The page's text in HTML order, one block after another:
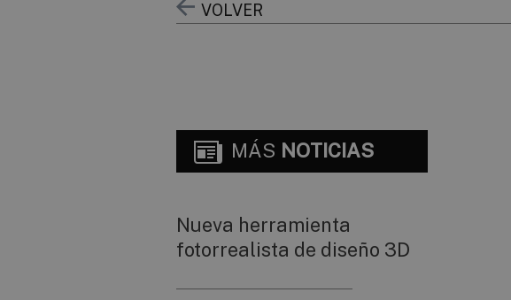
VOLVER
MÁS NOTICIAS
Nueva herramienta
fotorrealista de diseño 3D